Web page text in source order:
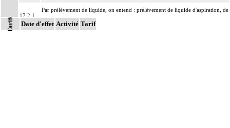
17.2.1
Par prélèvement de liquide, on entend : prélèvement de liquide d'aspiration, de
ponction, d'émission ou de lavage, de structure anatomique
Tarifs Date d'effet Activité Tarif